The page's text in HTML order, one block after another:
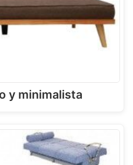
y minimalista